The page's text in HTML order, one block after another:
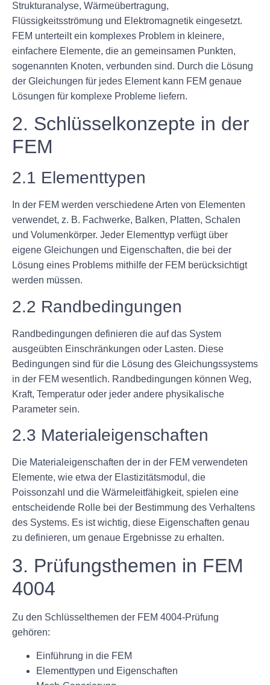
Strukturanalyse, Wärmeübertragung,
Flüssigkeitsströmung und Elektromagnetik eingesetzt.
FEM unterteilt ein komplexes Problem in kleinere,
einfachere Elemente, die an gemeinsamen Punkten,
sogenannten Knoten, verbunden sind. Durch die Lösung
der Gleichungen für jedes Element kann FEM genaue
Lösungen für komplexe Probleme liefern.
2. Schlüsselkonzepte in der
FEM
2.1 Elementtypen
In der FEM werden verschiedene Arten von Elementen
verwendet, z. B. Fachwerke, Balken, Platten, Schalen
und Volumenkörper. Jeder Elementtyp verfügt über
eigene Gleichungen und Eigenschaften, die bei der
Lösung eines Problems mithilfe der FEM berücksichtigt
werden müssen.
2.2 Randbedingungen
Randbedingungen definieren die auf das System
ausgeübten Einschränkungen oder Lasten. Diese
Bedingungen sind für die Lösung des Gleichungssystems
in der FEM wesentlich. Randbedingungen können Weg,
Kraft, Temperatur oder jeder andere physikalische
Parameter sein.
2.3 Materialeigenschaften
Die Materialeigenschaften der in der FEM verwendeten
Elemente, wie etwa der Elastizitätsmodul, die
Poissonzahl und die Wärmeleitfähigkeit, spielen eine
entscheidende Rolle bei der Bestimmung des Verhaltens
des Systems. Es ist wichtig, diese Eigenschaften genau
zu definieren, um genaue Ergebnisse zu erhalten.
3. Prüfungsthemen in FEM
4004
Zu den Schlüsselthemen der FEM 4004-Prüfung
gehören:
Einführung in die FEM
Elementtypen und Eigenschaften